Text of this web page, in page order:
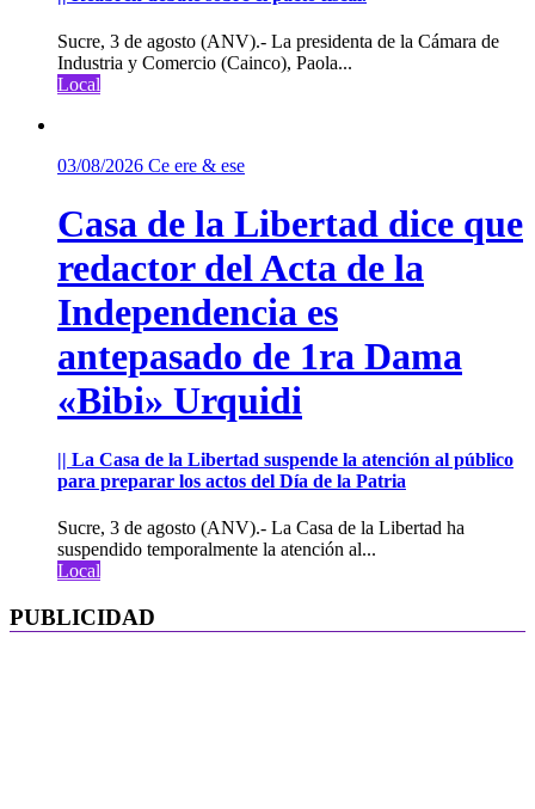
Sucre, 3 de agosto (ANV).- La presidenta de la Cámara de
Industria y Comercio (Cainco), Paola...
Local
03/08/2026 Ce ere & ese
Casa de la Libertad dice que
redactor del Acta de la
Independencia es
antepasado de 1ra Dama
«Bibi» Urquidi
|| La Casa de la Libertad suspende la atención al público
para preparar los actos del Día de la Patria
Sucre, 3 de agosto (ANV).- La Casa de la Libertad ha
suspendido temporalmente la atención al...
Local
PUBLICIDAD